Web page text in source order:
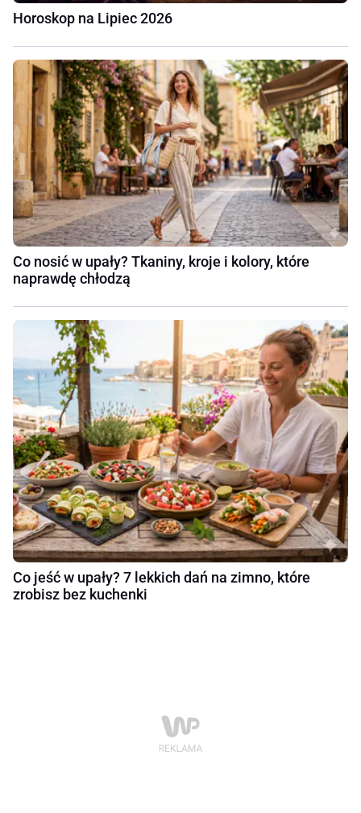
Horoskop na Lipiec 2026
Co nosić w upały? Tkaniny, kroje i kolory, które
naprawdę chłodzą
Co jeść w upały? 7 lekkich dań na zimno, które
zrobisz bez kuchenki